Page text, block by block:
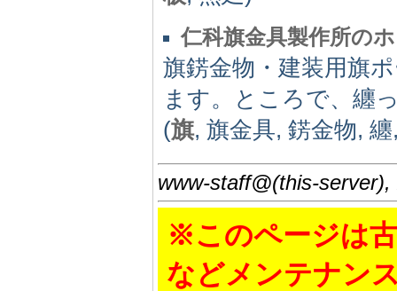
仁科旗金具製作所の
旗錺金物・建装用旗
ます。ところで、纏
(旗, 旗金具, 錺金物,
www-staff@(this-
※このページは
などメンテナン